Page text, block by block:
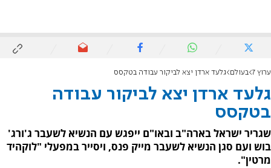
ערוץ 7 בעולם גלעד ארדן יצא לביקור עבודה בטקסס
גלעד ארדן יצא לביקור עבודה
בטקסס
שגריר ישראל בארה"ב ובאו"ם ייפגש עם הנשיא לשעבר ג'ורג'
בוש ועם סגן הנשיא לשעבר מייק פנס, ויסייר במפעלי "לוקהיד
מרטין".